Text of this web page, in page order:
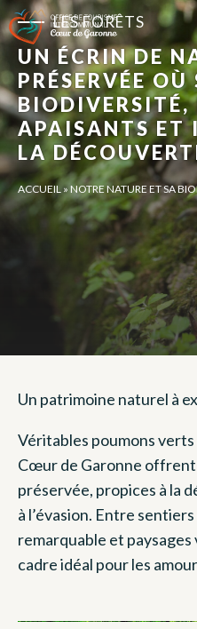
UN ÉCRIN DE
PRÉSERVÉE
BIODIVERSITÉ,
APAISANTS
LA
LES FORÊTS
ACCUEIL» NOTRE NATURE ET SA
Un patrimoine naturel à
Véritables poumons
Cœur de Garonne offrent
préservée, propices à la
à l’évasion. Entre
remarquable et
cadre idéal pour les
Panneau de gestion des cookies